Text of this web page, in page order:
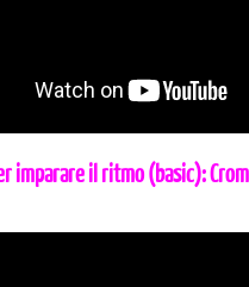
imparare il ritmo (basic):